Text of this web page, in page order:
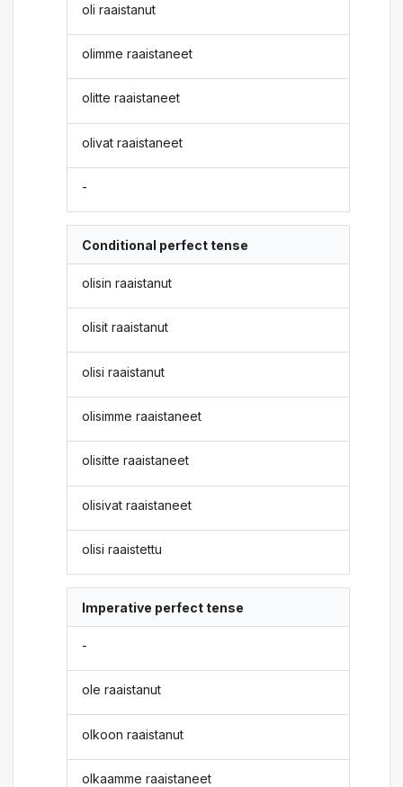
oli raaistanut
olimme raaistaneet
olitte raaistaneet
olivat raaistaneet
-
Conditional perfect tense
olisin raaistanut
olisit raaistanut
olisi raaistanut
olisimme raaistaneet
olisitte raaistaneet
olisivat raaistaneet
olisi raaistettu
Imperative perfect tense
-
ole raaistanut
olkoon raaistanut
olkaamme raaistaneet